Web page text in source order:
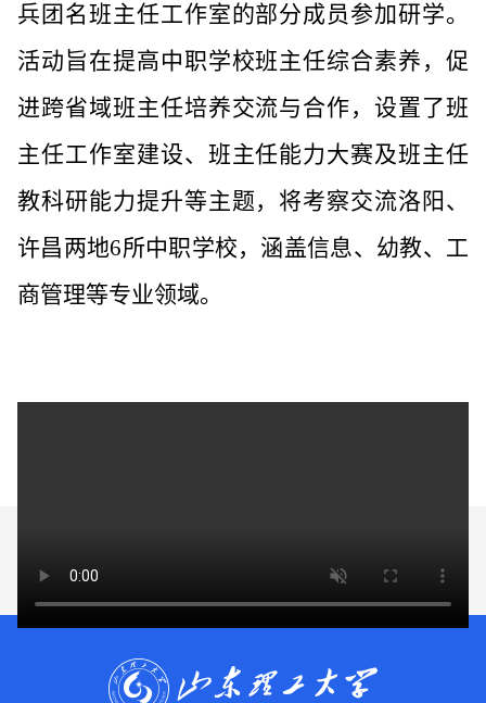
兵团 名班主任工作室的部分成员参加研学。
活动旨在提高中职学校班主任综合素养，促
进跨省域班主任培养交流与合作，设置了班
主任工作室建设、班主任能力大赛及班主任
教科研能力提升等主题，将考察交流洛阳、
许昌两地6所中职学校，涵盖信息、幼教、工
商管理等专业领域。
山东省教育厅